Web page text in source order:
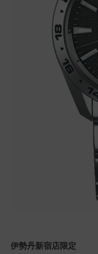
伊勢丹新宿店限定